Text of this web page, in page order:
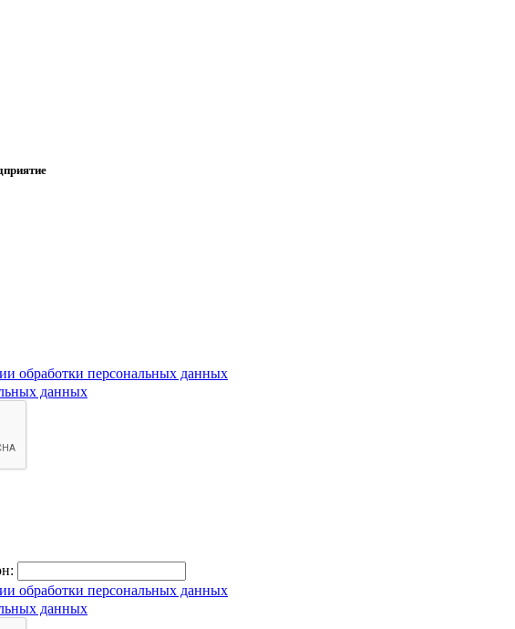
обработки персональных данных
данных
обработки персональных данных
данных